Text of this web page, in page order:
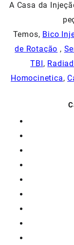
A Casa da
Temos, Bico
de Rotação ,
TBI,
Homocinetica,